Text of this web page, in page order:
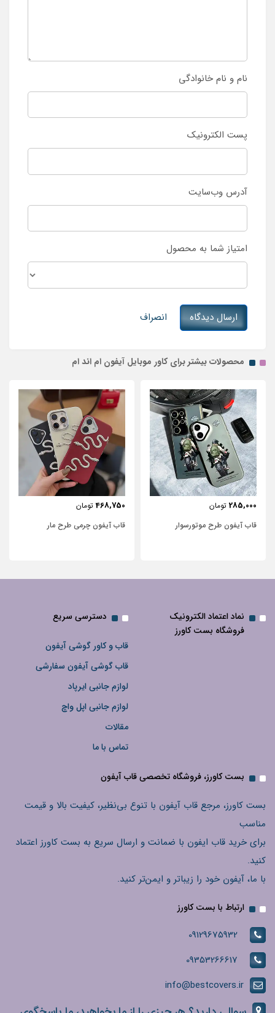
نام و نام خانوادگی
پست الکترونیک
آدرس وب‌سایت
امتیاز شما به محصول
ارسال دیدگاه انصراف
محصولات بیشتر برای کاور موبایل آیفون ام اند ام
468,750
قاب آیفون چرمی طرح مار
443,750
قاب آیفون شفاف با پاپیون سفید و
نماد اعتماد الکترونیک
فروشگاه بست کاورز
دسترسی سریع
قاب و کاور گوشی آیفون
قاب گوشی آیفون سفارشی
لوازم جانبی ایرپاد
لوازم جانبی اپل واچ
مقالات
تماس با ما
بست کاورز، فروشگاه تخصصی قاب آیفون
بست کاورز، مرجع قاب آیفون با تنوع بی‌نظیر، کیفیت بالا و قیمت
مناسب
برای خرید قاب ایفون با ضمانت و ارسال سریع به بست کاورز اعتماد
کنید.
با ما، آیفون خود را زیباتر و ایمن‌تر کنید.
ارتباط با بست کاورز
09129675932
09353266617
info@bestcovers.ir